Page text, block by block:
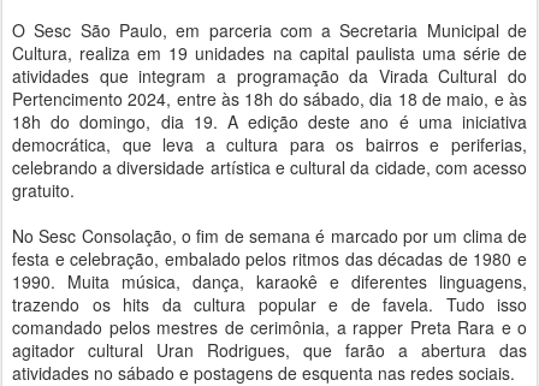
O Sesc São Paulo, em parceria com a Secretaria Municipal de
Cultura, realiza em 19 unidades na capital paulista uma série de
atividades que integram a programação da Virada Cultural do
Pertencimento 2024, entre às 18h do sábado, dia 18 de maio, e às
18h do domingo, dia 19. A edição deste ano é uma iniciativa
democrática, que leva a cultura para os bairros e periferias,
celebrando a diversidade artística e cultural da cidade, com acesso
gratuito.
No Sesc Consolação, o fim de semana é marcado por um clima de
festa e celebração, embalado pelos ritmos das décadas de 1980 e
1990. Muita música, dança, karaokê e diferentes linguagens,
trazendo os hits da cultura popular e de favela. Tudo isso
comandado pelos mestres de cerimônia, a rapper Preta Rara e o
agitador cultural Uran Rodrigues, que farão a abertura das
atividades no sábado e postagens de esquenta nas redes sociais.